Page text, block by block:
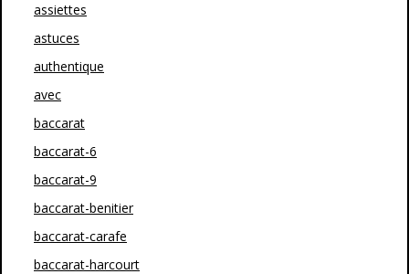
assiettes
astuces
authentique
avec
baccarat
baccarat-6
baccarat-9
baccarat-benitier
baccarat-carafe
baccarat-harcourt